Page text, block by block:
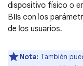
dispositivo físico o
BIIs con los
de los usuarios.
Nota: También